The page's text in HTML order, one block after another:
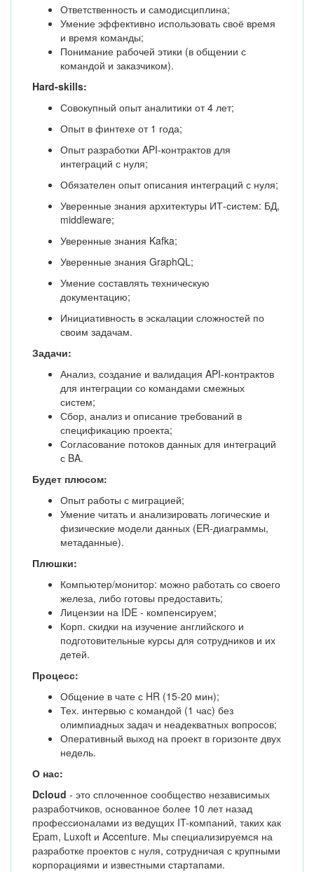
Ответственность и самодисциплина;
Умение эффективно использовать своё время
и время команды;
Понимание рабочей этики (в общении с
командой и заказчиком).
Hard-skills:
Совокупный опыт аналитики от 4 лет;
Опыт в финтехе от 1 года;
Опыт разработки API-контрактов для
интеграций с нуля;
Обязателен опыт описания интеграций с нуля;
Уверенные знания архитектуры ИТ-систем: БД,
middleware;
Уверенные знания Kafka;
Уверенные знания GraphQL;
Умение составлять техническую
документацию;
Инициативность в эскалации сложностей по
своим задачам.
Задачи:
Анализ, создание и валидация API-контрактов
для интеграции со командами смежных
систем;
Сбор, анализ и описание требований в
спецификацию проекта;
Согласование потоков данных для интеграций
с BA.
Будет плюсом:
Опыт работы с миграцией;
Умение читать и анализировать логические и
физические модели данных (ER-диаграммы,
метаданные).
Плюшки:
Компьютер/монитор: можно работать со своего
железа, либо готовы предоставить;
Лицензии на IDE - компенсируем;
Корп. скидки на изучение английского и
подготовительные курсы для сотрудников и их
детей.
Процесс:
Общение в чате с HR (15-20 мин);
Тех. интервью с командой (1 час) без
олимпиадных задач и неадекватных вопросов;
Оперативный выход на проект в горизонте двух
недель.
О нас:
Dcloud - это сплоченное сообщество независимых
разработчиков, основанное более 10 лет назад
профессионалами из ведущих IT-компаний, таких как
Epam, Luxoft и Accenture. Мы специализируемся на
разработке проектов с нуля, сотрудничая с крупными
корпорациями и известными стартапами.